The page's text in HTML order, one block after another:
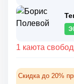
1 каюта
Скидка до 20%